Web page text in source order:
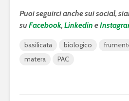
Puoi seguirci anche sui social,
suFacebook, Linkedin e
basilicata biologico
matera
PAC